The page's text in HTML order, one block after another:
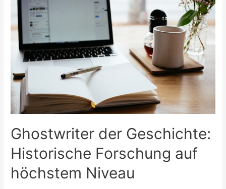
Ghostwriter der Geschichte:
Historische Forschung auf
höchstem Niveau